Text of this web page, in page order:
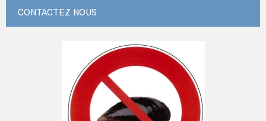
CONTACTEZ NOUS